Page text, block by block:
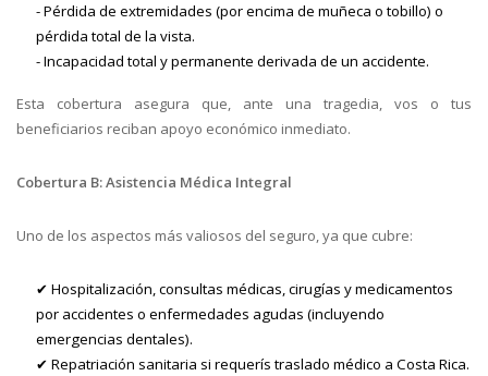
- Pérdida de extremidades (por encima de muñeca o tobillo) o
pérdida total de la vista.
- Incapacidad total y permanente derivada de un accidente.
Esta cobertura asegura que, ante una tragedia, vos o tus
beneficiarios reciban apoyo económico inmediato.
Cobertura B: Asistencia Médica Integral
Uno de los aspectos más valiosos del seguro, ya que cubre:
✔ Hospitalización, consultas médicas, cirugías y medicamentos
por accidentes o enfermedades agudas (incluyendo
emergencias dentales).
✔ Repatriación sanitaria si requerís traslado médico a Costa Rica.